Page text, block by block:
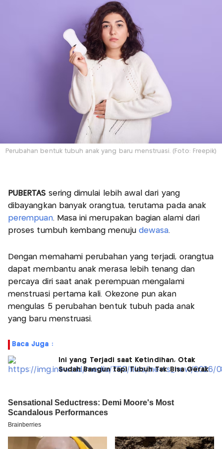
Perubahan bentuk tubuh anak yang baru menstruasi. (Foto: Freepik)
PUBERTAS sering dimulai lebih awal dari yang
dibayangkan banyak orangtua, terutama pada anak
perempuan. Masa ini merupakan bagian alami dari
proses tumbuh kembang menuju dewasa.
Dengan memahami perubahan yang terjadi, orangtua
dapat membantu anak merasa lebih tenang dan
percaya diri saat anak perempuan mengalami
menstruasi pertama kali. Okezone pun akan
mengulas 5 perubahan bentuk tubuh pada anak
yang baru menstruasi.
Baca Juga :
Ini yang Terjadi saat Ketindihan, Otak
Sudah Bangun tapi Tubuh Tak Bisa Gerak